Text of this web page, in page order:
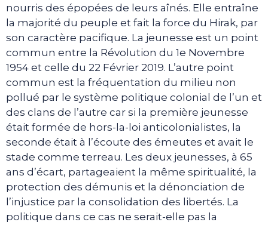
nourris des épopées de leurs aînés. Elle entraîne
la majorité du peuple et fait la force du Hirak, par
son caractère pacifique. La jeunesse est un point
commun entre la Révolution du 1e Novembre
1954 et celle du 22 Février 2019. L’autre point
commun est la fréquentation du milieu non
pollué par le système politique colonial de l’un et
des clans de l’autre car si la première jeunesse
était formée de hors-la-loi anticolonialistes, la
seconde était à l’écoute des émeutes et avait le
stade comme terreau. Les deux jeunesses, à 65
ans d’écart, partageaient la même spiritualité, la
protection des démunis et la dénonciation de
l’injustice par la consolidation des libertés. La
politique dans ce cas ne serait-elle pas la